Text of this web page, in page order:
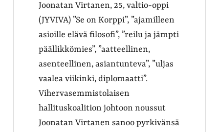
Joonatan Virtanen, 25, valtio-oppi
(JYVIVA) ”Se on Korppi”, ”ajamilleen
asioille elävä filosofi”, ”reilu ja jämpti
päällikkömies”, ”aatteellinen,
asenteellinen, asiantunteva”, ”uljas
vaalea viikinki, diplomaatti”.
Vihervasemmistolaisen
hallituskoalition johtoon noussut
Joonatan Virtanen sanoo pyrkivänsä